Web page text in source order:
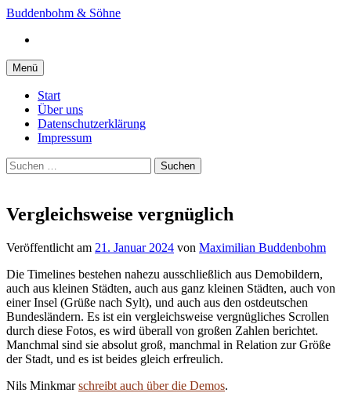
Springe
Inhalt
Buddenbohm & Söhne
Menü
Start
Über uns
Datenschutzerklärung
Impressum
Suchen
nach:
Vergleichsweise vergnüglich
Veröffentlicht am 21. Januar 2024 von Maximilian Buddenbohm
Die Timelines bestehen nahezu ausschließlich aus Demobildern,
auch aus kleinen Städten, auch aus ganz kleinen Städten, auch von
einer Insel (Grüße nach Sylt), und auch aus den ostdeutschen
Bundesländern. Es ist ein vergleichsweise vergnügliches Scrollen
durch diese Fotos, es wird überall von großen Zahlen berichtet.
Manchmal sind sie absolut groß, manchmal in Relation zur Größe
der Stadt, und es ist beides gleich erfreulich.
Nils Minkmarschreibt auch über die Demos.